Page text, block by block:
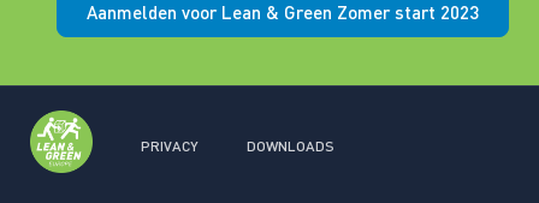
Aanmelden voor Lean & Green Zomer start 2023
PRIVACY DOWNLOADS